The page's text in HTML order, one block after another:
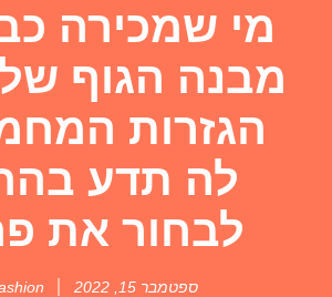
מי שמכירה
מבנה הגוף
הגזרות
לה תדע
לבחור את
ספטמבר 15, 2022